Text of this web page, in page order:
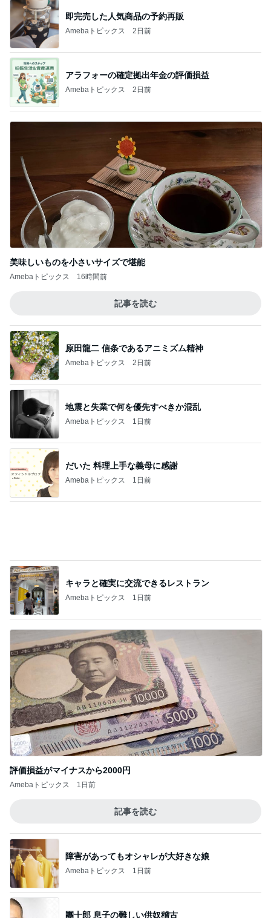
アラフォーの確定拠出年金の評価損益
Amebaトピックス 2日前
美味しいものを小さいサイズで堪能
Amebaトピックス 16時間前
記事を読む
Amebaトピックス 2日前
地震と失業で何を優先すべきか混乱
Amebaトピックス 1日前
だいた 料理上手な義母に感謝
Amebaトピックス 1日前
評価損益がマイナスから2000円
Amebaトピックス 1日前
記事を読む
Amebaトピックス 1日前
團十郎 息子の難しい供奴稽古
Amebaトピックス 1日前
美奈代の夫 奥さまとの癒しタイム